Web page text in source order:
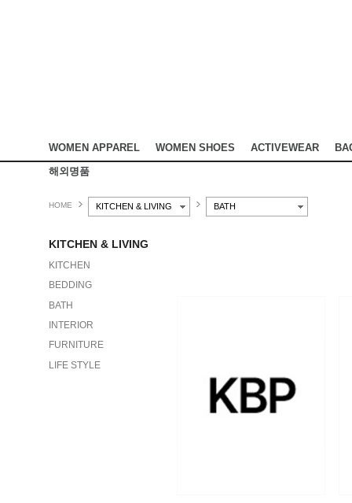
WOMEN APPAREL WOMEN SHOES ACTIVEWEAR
해외명품
HOME KITCHEN & LIVING BATH
KITCHEN & LIVING
KITCHEN
BEDDING
BATH
INTERIOR
FURNITURE
LIFE STYLE